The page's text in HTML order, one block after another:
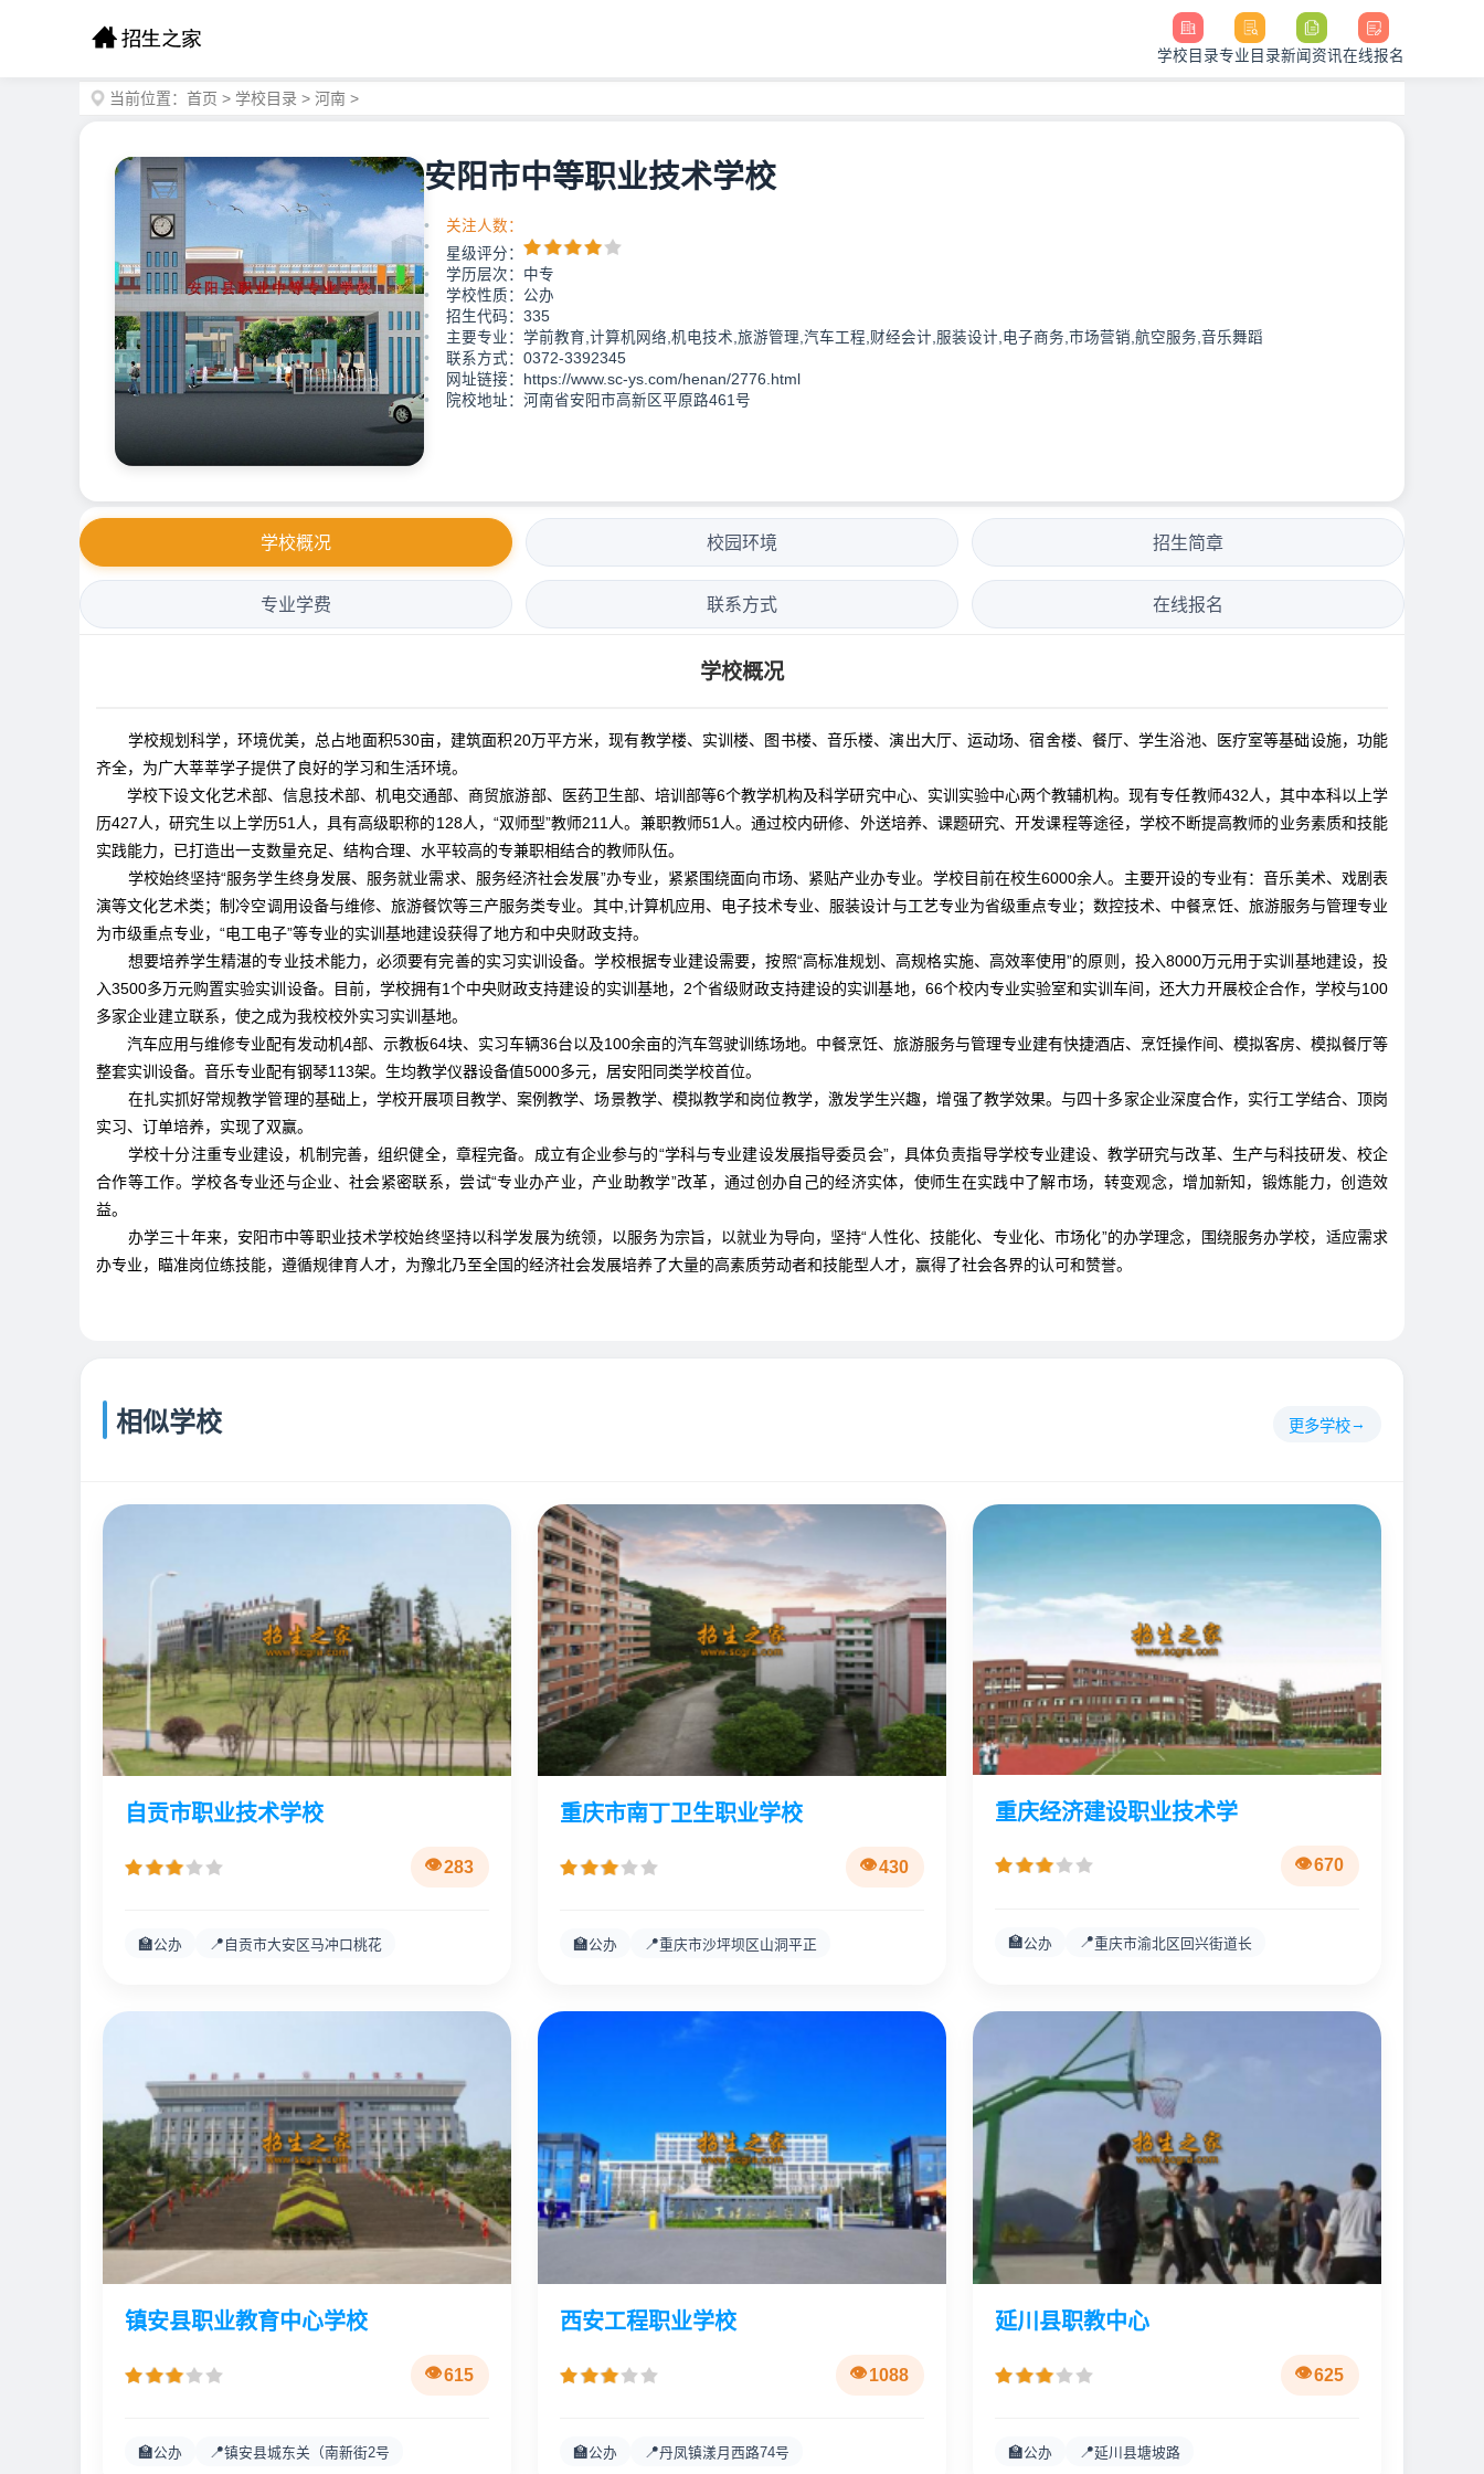
学校目录专业目录新闻资讯在线报名
当前位置： 首页 > 学校目录 > 河南 >
安阳市中等职业技术学校
关注人数：
星级评分：
学历层次：中专
学校性质：公办
招生代码：335
主要专业：学前教育,计算机网络,机电技术,旅游管理,汽车工程,财经会计,服装设计,电子商务,市场营销,航空服务,音乐舞蹈
联系方式：0372-3392345
网址链接：https://www.sc-ys.com/henan/2776.html
院校地址：河南省安阳市高新区平原路461号
学校概况 校园环境 招生简章
专业学费 联系方式 在线报名
学校概况
学校规划科学，环境优美，总占地面积530亩，建筑面积20万平方米，现有教学楼、实训楼、图书楼、音乐楼、演出大厅、运动场、宿舍楼、餐厅、学生浴池、医疗室等基础设施，功能
齐全，为广大莘莘学子提供了良好的学习和生活环境。
学校下设文化艺术部、信息技术部、机电交通部、商贸旅游部、医药卫生部、培训部等6个教学机构及科学研究中心、实训实验中心两个教辅机构。现有专任教师432人，其中本科以上学
历427人，研究生以上学历51人，具有高级职称的128人，“双师型”教师211人。兼职教师51人。通过校内研修、外送培养、课题研究、开发课程等途径，学校不断提高教师的业务素质和技能
实践能力，已打造出一支数量充足、结构合理、水平较高的专兼职相结合的教师队伍。
学校始终坚持“服务学生终身发展、服务就业需求、服务经济社会发展”办专业，紧紧围绕面向市场、紧贴产业办专业。学校目前在校生6000余人。主要开设的专业有：音乐美术、戏剧表
演等文化艺术类；制冷空调用设备与维修、旅游餐饮等三产服务类专业。其中,计算机应用、电子技术专业、服装设计与工艺专业为省级重点专业；数控技术、中餐烹饪、旅游服务与管理专业
为市级重点专业，“电工电子”等专业的实训基地建设获得了地方和中央财政支持。
想要培养学生精湛的专业技术能力，必须要有完善的实习实训设备。学校根据专业建设需要，按照“高标准规划、高规格实施、高效率使用”的原则，投入8000万元用于实训基地建设，投
入3500多万元购置实验实训设备。目前，学校拥有1个中央财政支持建设的实训基地，2个省级财政支持建设的实训基地，66个校内专业实验室和实训车间，还大力开展校企合作，学校与100
多家企业建立联系，使之成为我校校外实习实训基地。
汽车应用与维修专业配有发动机4部、示教板64块、实习车辆36台以及100余亩的汽车驾驶训练场地。中餐烹饪、旅游服务与管理专业建有快捷酒店、烹饪操作间、模拟客房、模拟餐厅等
整套实训设备。音乐专业配有钢琴113架。生均教学仪器设备值5000多元，居安阳同类学校首位。
在扎实抓好常规教学管理的基础上，学校开展项目教学、案例教学、场景教学、模拟教学和岗位教学，激发学生兴趣，增强了教学效果。与四十多家企业深度合作，实行工学结合、顶岗
实习、订单培养，实现了双赢。
学校十分注重专业建设，机制完善，组织健全，章程完备。成立有企业参与的“学科与专业建设发展指导委员会”，具体负责指导学校专业建设、教学研究与改革、生产与科技研发、校企
合作等工作。学校各专业还与企业、社会紧密联系，尝试“专业办产业，产业助教学”改革，通过创办自己的经济实体，使师生在实践中了解市场，转变观念，增加新知，锻炼能力，创造效
益。
办学三十年来，安阳市中等职业技术学校始终坚持以科学发展为统领，以服务为宗旨，以就业为导向，坚持“人性化、技能化、专业化、市场化”的办学理念，围绕服务办学校，适应需求
办专业，瞄准岗位练技能，遵循规律育人才，为豫北乃至全国的经济社会发展培养了大量的高素质劳动者和技能型人才，赢得了社会各界的认可和赞誉。
相似学校 更多学校
自贡市职业技术学校
283
🏫公办 📍 自贡市大安区马冲口桃花
重庆市南丁卫生职业学校
430
🏫公办 📍重庆市沙坪坝区山洞平正
重庆经济建设职业技术学
670
🏫公办 📍重庆市渝北区回兴街道长
镇安县职业教育中心学校
615
🏫公办 📍镇安县城东关（南新街2号
西安工程职业学校
1088
🏫公办 📍丹凤镇漾月西路74号
延川县职教中心
625
🏫公办 📍延川县塘坡路